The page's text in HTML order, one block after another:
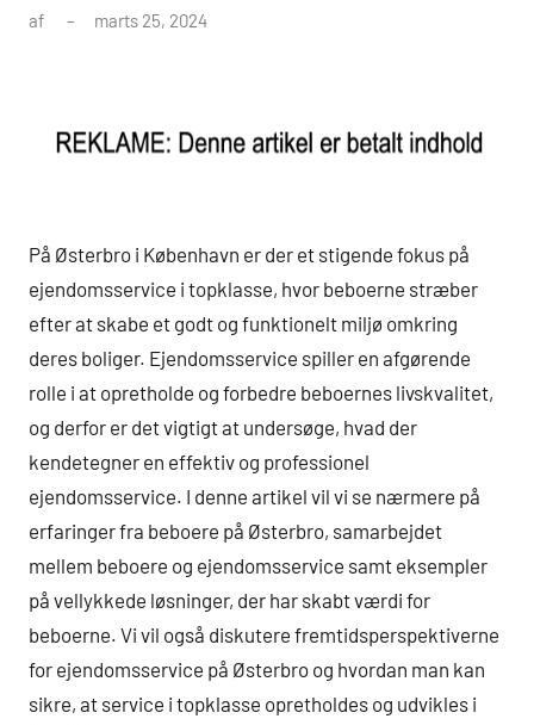
af marts 25, 2024
På Østerbro i København er der et stigende fokus på
ejendomsservice i topklasse, hvor beboerne stræber
efter at skabe et godt og funktionelt miljø omkring
deres boliger. Ejendomsservice spiller en afgørende
rolle i at opretholde og forbedre beboernes livskvalitet,
og derfor er det vigtigt at undersøge, hvad der
kendetegner en effektiv og professionel
ejendomsservice. I denne artikel vil vi se nærmere på
erfaringer fra beboere på Østerbro, samarbejdet
mellem beboere og ejendomsservice samt eksempler
på vellykkede løsninger, der har skabt værdi for
beboerne. Vi vil også diskutere fremtidsperspektiverne
for ejendomsservice på Østerbro og hvordan man kan
sikre, at service i topklasse opretholdes og udvikles i